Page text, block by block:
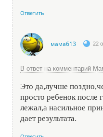
Ответить
мама613 22
В ответ на комментарий
Это да,лучше
просто ребенок после
лежал,а насильное
дает результата.